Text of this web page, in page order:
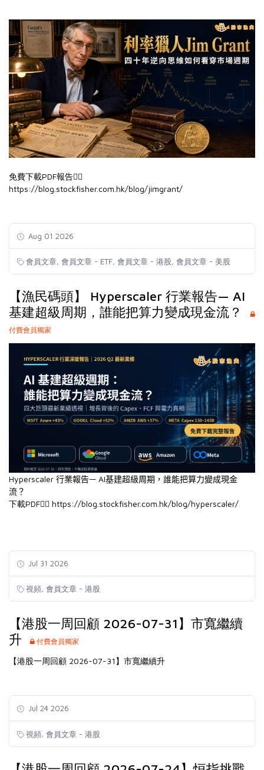
免費下載PDF報告👉🏻
https://blog.stockfisher.com.hk/blog/jimgrant/
Aug 01 2026
會員文章 會員文章 - ETF 會員文章 - 港股 會員文章 - 美股
【漁民碼頭】 Hyperscaler 行業報告— AI
基建超級周期，誰能把算力變成現金流？
付費會員獨家
Hyperscaler 行業報告— AI基建超級周期，誰能把算力變成現金
流？
下載PDF👉🏻 https://blog.stockfisher.com.hk/blog/hyperscaler/
Jul 31 2026
視頻 會員文章 - 港股
【港股一周回顧 2026-07-31】市寬繼續
升
付費會員獨家
【港股一周回顧 2026-07-31】市寬繼續升
Jul 24 2026
視頻, 會員文章 - 港股